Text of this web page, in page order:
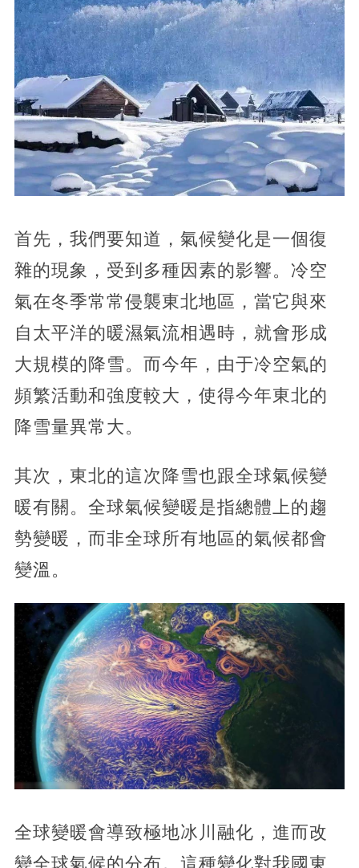
首先，我們要知道，氣候變化是一個復
雜的現象，受到多種因素的影響。冷空
氣在冬季常常侵襲東北地區，當它與來
自太平洋的暖濕氣流相遇時，就會形成
大規模的降雪。而今年，由于冷空氣的
頻繁活動和強度較大，使得今年東北的
降雪量異常大。
其次，東北的這次降雪也跟全球氣候變
暖有關。全球氣候變暖是指總體上的趨
勢變暖，而非全球所有地區的氣候都會
變溫。
全球變暖會導致極地冰川融化，進而改
變全球氣候的分布。這種變化對我國東